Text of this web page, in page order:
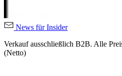
News für Insider
Verkauf ausschließlich B2B. Alle
(Netto)